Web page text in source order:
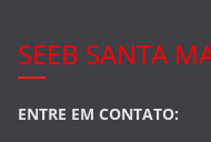
SEEB SANTA
ENTRE EM CONTATO: